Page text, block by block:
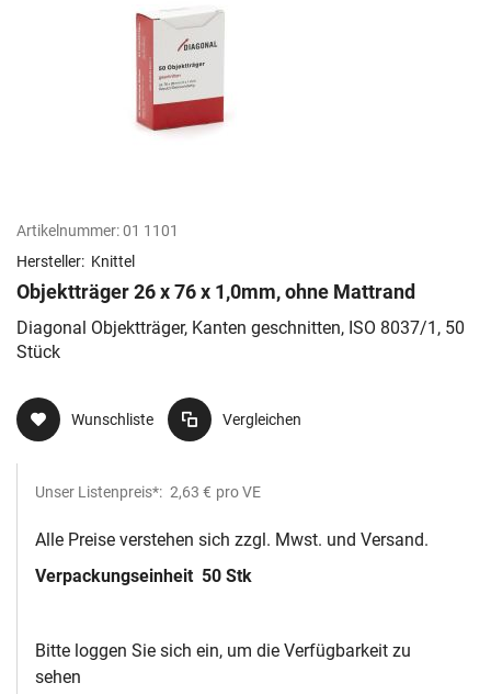
Artikelnummer:01 1101
Hersteller: Knittel
Objektträger 26 x 76 x 1,0mm, ohne Mattrand
Diagonal Objektträger, Kanten geschnitten, ISO 8037/1, 50
Stück
Wunschliste Vergleichen
Unser Listenpreis*: 2,63 € pro VE
Alle Preise verstehen sich zzgl. Mwst. und Versand.
Verpackungseinheit 50 Stk
Bitte loggen Sie sich ein, um die Verfügbarkeit zu
sehen